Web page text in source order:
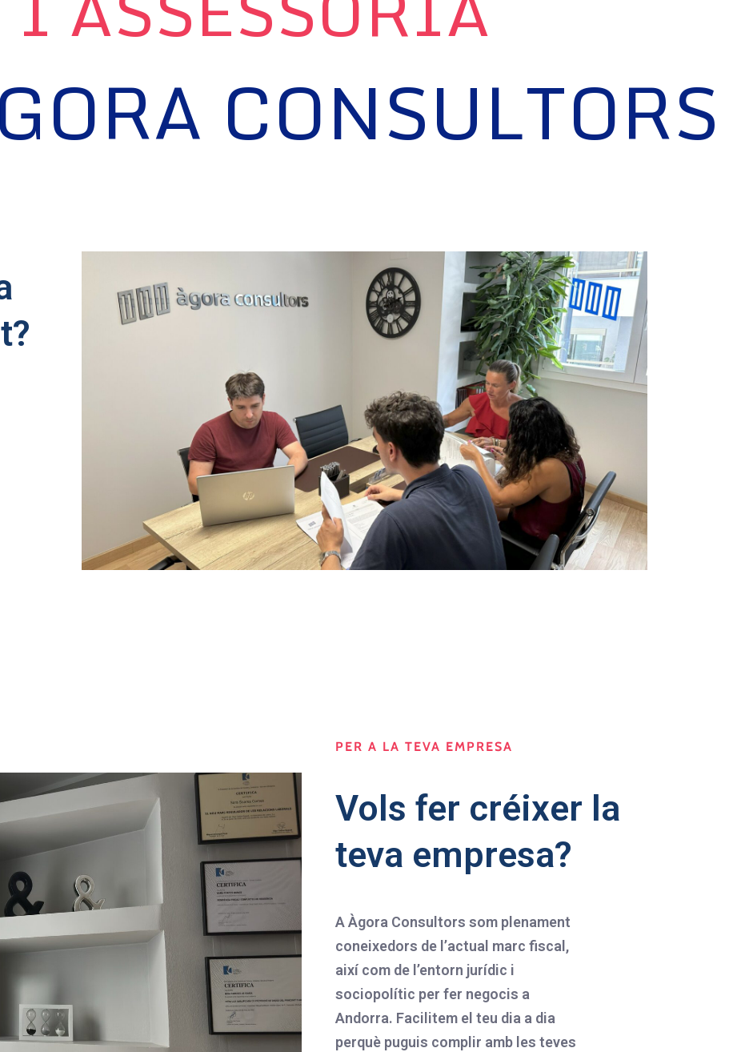
CONSULTORS
PER A LA TEVA EMPRESA
Vols fer créixer la
teva empresa?
A Àgora Consultors som plenament
coneixedors de l’actual marc fiscal,
així com de l’entorn jurídic i
sociopolític per fer negocis a
Andorra. Facilitem el teu dia a dia
perquè puguis complir amb les teves